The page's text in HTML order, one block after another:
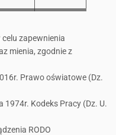
zapewnienia
mienia, zgodnie z
Prawo oświatowe (Dz.
1974r. Kodeks Pracy (Dz. U.
RODO